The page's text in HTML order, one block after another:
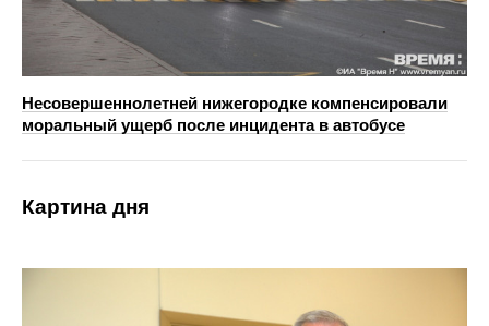
Несовершеннолетней нижегородке компенсировали
моральный ущерб после инцидента в автобусе
Картина дня